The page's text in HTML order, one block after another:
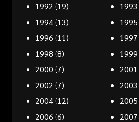
1992 (19) 1993
1994(13) 1995
1996 (11) 1997
1998 (8) 1999
2000 (7) 2001
2002 (7) 2003
2004(12) 2005
2006 (6) 2007